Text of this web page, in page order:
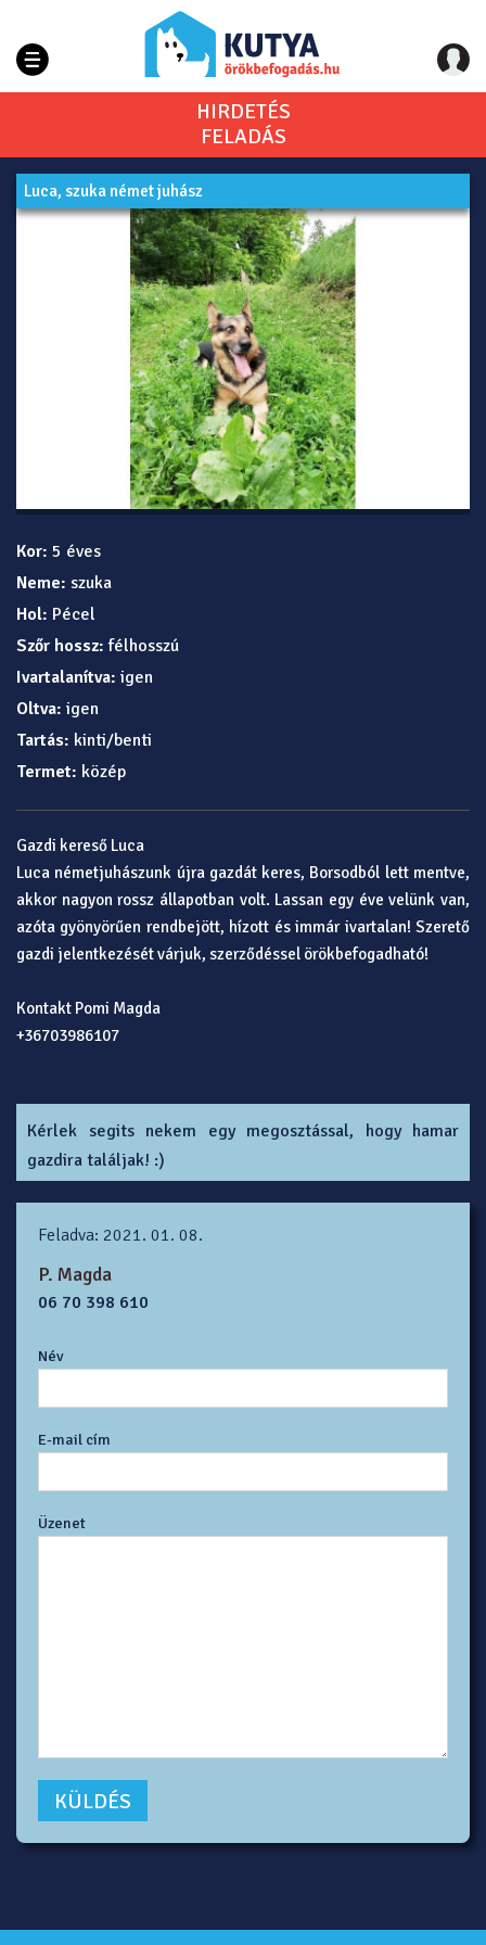
HIRDETÉS
FELADÁS
Luca, szuka német juhász
Kor: 5 éves
Neme: szuka
Hol: Pécel
Szőr hossz: félhosszú
Ivartalanítva: igen
Oltva: igen
Tartás: kinti/benti
Termet: közép
Gazdi kereső Luca
Luca németjuhászunk újra gazdát keres, Borsodból lett mentve,
akkor nagyon rossz állapotban volt. Lassan egy éve velünk van,
azóta gyönyörűen rendbejött, hízott és immár ivartalan! Szerető
gazdi jelentkezését várjuk, szerződéssel örökbefogadható!
Kontakt Pomi Magda
+36703986107
Kérlek segits nekem egy megosztással, hogy hamar
gazdira találjak! :)
Feladva: 2021. 01. 08.
P. Magda
06 70 398 610
Név
E-mail cím
Üzenet